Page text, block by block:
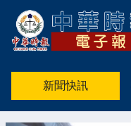
新聞快訊